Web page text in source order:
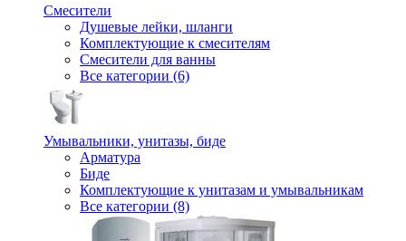
Смесители
Душевые лейки, шланги
Комплектующие к смесителям
Смесители для ванны
Все категории (6)
Умывальники, унитазы, биде
Арматура
Биде
Комплектующие к унитазам и умывальникам
Все категории (8)